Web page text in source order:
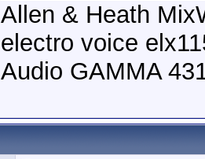
Allen & Heath
electro voice
Audio GAMMA